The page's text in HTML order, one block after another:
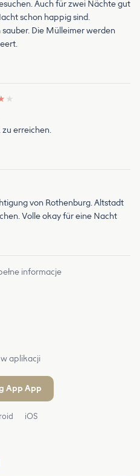
Auch für zwei Nächte gut
schon happig sind.
Die Mülleimer werden
★
zu erreichen.
von Rothenburg. Altstadt
Volle okay für eine Nacht
informacje
aplikacji
App App
iOS